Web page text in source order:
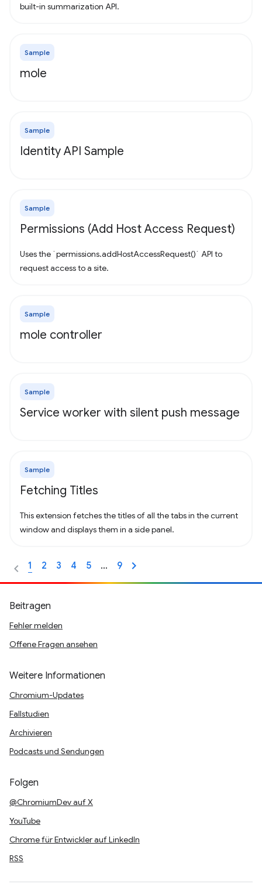
built-in summarization API.
Sample
mole
Sample
Identity API Sample
Sample
Permissions (Add Host Access Request)
Uses the `permissions.addHostAccessRequest()` API to
request access to a site.
Sample
mole controller
Sample
Service worker with silent push message
Sample
Fetching Titles
This extension fetches the titles of all the tabs in the current
window and displays them in a side panel.
1 2 3 4 5 … 9
Beitragen
Fehler melden
Offene Fragen ansehen
Weitere Informationen
Chromium-Updates
Fallstudien
Archivieren
Podcasts und Sendungen
Folgen
@ChromiumDev auf X
YouTube
Chrome für Entwickler auf LinkedIn
RSS